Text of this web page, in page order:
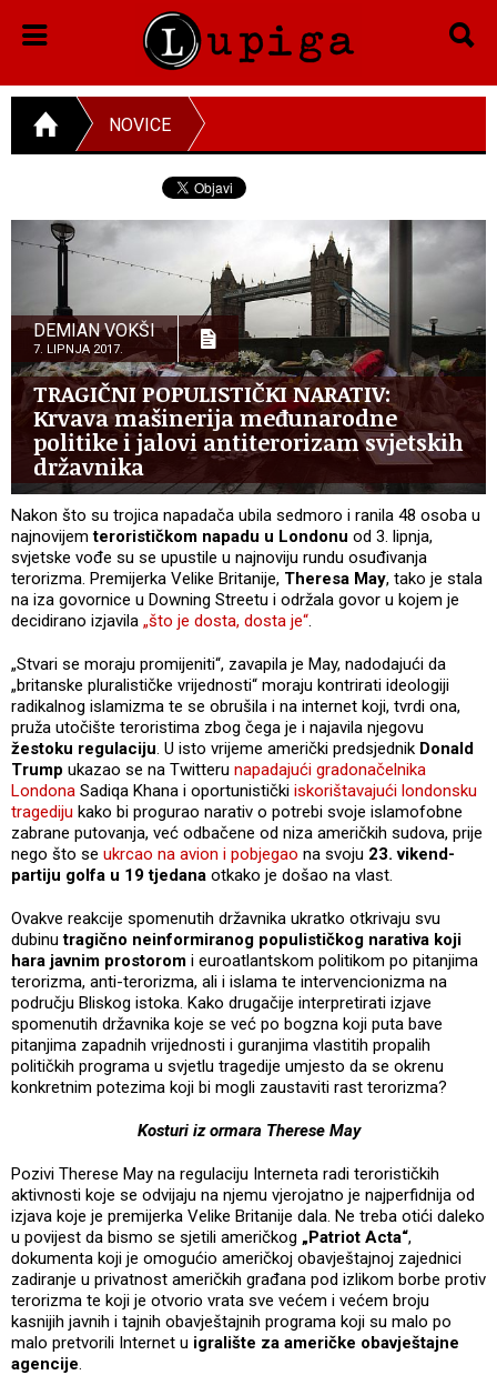
NOVICE
DEMIAN VOKŠI
7. LIPNJA 2017.
TRAGIČNI POPULISTIČKI NARATIV:
Krvava mašinerija međunarodne
politike i jalovi antiterorizam svjetskih
državnika
Nakon što su trojica napadača ubila sedmoro i ranila 48 osoba u
najnovijemterorističkom napadu u Londonu od 3. lipnja,
svjetske vođe su se upustile u najnoviju rundu osuđivanja
terorizma. Premijerka Velike Britanije, Theresa May, tako je stala
na iza govornice u Downing Streetu i održala govor u kojem je
decidirano izjavila „što je dosta, dosta je“.
„Stvari se moraju promijeniti“, zavapila je May, nadodajući da
„britanske pluralističke vrijednosti“ moraju kontrirati ideologiji
radikalnog islamizma te se obrušila i na internet koji, tvrdi ona,
pruža utočište teroristima zbog čega je i najavila njegovu
žestoku regulaciju. U isto vrijeme američki predsjednik Donald
Trump ukazao se na Twitteru napadajući gradonačelnika
Londona Sadiqa Khana i oportunistički iskorištavajući londonsku
tragediju kako bi progurao narativ o potrebi svoje islamofobne
zabrane putovanja, već odbačene od niza američkih sudova, prije
nego što se ukrcao na avion i pobjegao na svoju 23. vikend-
partiju golfa u 19 tjedana otkako je došao na vlast.
Ovakve reakcije spomenutih državnika ukratko otkrivaju svu
dubinu tragično neinformiranog populističkog narativa koji
hara javnim prostorom i euroatlantskom politikom po pitanjima
terorizma, anti-terorizma, ali i islama te intervencionizma na
području Bliskog istoka. Kako drugačije interpretirati izjave
spomenutih državnika koje se već po bogzna koji puta bave
pitanjima zapadnih vrijednosti i guranjima vlastitih propalih
političkih programa u svjetlu tragedije umjesto da se okrenu
konkretnim potezima koji bi mogli zaustaviti rast terorizma?
Kosturi iz ormara Therese May
Pozivi Therese May na regulaciju Interneta radi terorističkih
aktivnosti koje se odvijaju na njemu vjerojatno je najperfidnija od
izjava koje je premijerka Velike Britanije dala. Ne treba otići daleko
u povijest da bismo se sjetili američkog „Patriot Acta“,
dokumenta koji je omogućio američkoj obavještajnoj zajednici
zadiranje u privatnost američkih građana pod izlikom borbe protiv
terorizma te koji je otvorio vrata sve većem i većem broju
kasnijih javnih i tajnih obavještajnih programa koji su malo po
malo pretvorili Internet u igralište za američke obavještajne
agencije.